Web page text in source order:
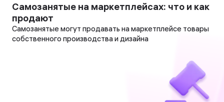
Самозанятые на маркетплейсах: что и как
продают
Самозанятые могут продавать на маркетплейсе товары
собственного производства и дизайна